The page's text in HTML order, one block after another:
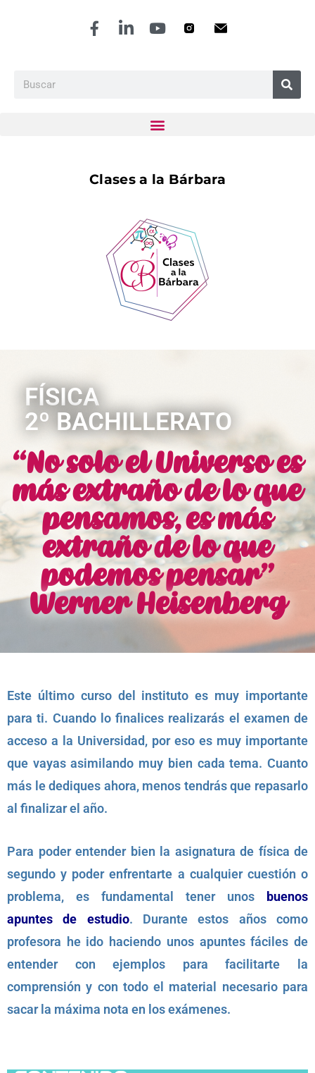
Clases a la Bárbara
FÍSICA
2º BACHILLERATO
“No solo el Universo es
más extraño de lo que
pensamos, es más
extraño de lo que
podemos pensar”
Werner Heisenberg
Este último curso del instituto es muy importante
para ti. Cuando lo finalices realizarás el examen de
acceso a la Universidad, por eso es muy importante
que vayas asimilando muy bien cada tema. Cuanto
más le dediques ahora, menos tendrás que repasarlo
al finalizar el año.
Para poder entender bien la asignatura de física de
segundo y poder enfrentarte a cualquier cuestión o
problema, es fundamental tener unos
buenos
apuntes de estudio. Durante estos años como
profesora he ido haciendo unos apuntes fáciles de
entender con ejemplos para facilitarte la
comprensión y con todo el material necesario para
sacar la máxima nota en los exámenes.